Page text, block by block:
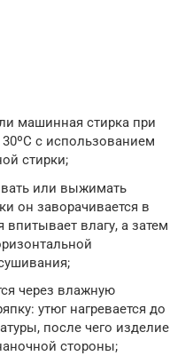
машинная стирка при
с использованием
стирки;
или выжимать
он заворачивается в
впитывает влагу, а затем
через влажную
утюг нагревается до
после чего изделие
стороны;